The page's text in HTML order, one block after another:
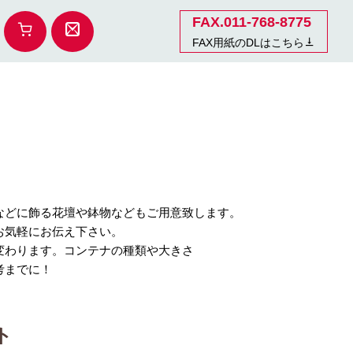
FAX.011-768-8775
FAX用紙のDLはこちら
に飾る花壇や鉢物などもご用意致します。
軽にお伝え下さい。
ります。コンテナの種類や大きさ
でに！